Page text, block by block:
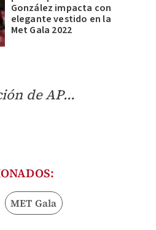
González impacta con
elegante vestido en la
Met Gala 2022
de AP...
MET Gala